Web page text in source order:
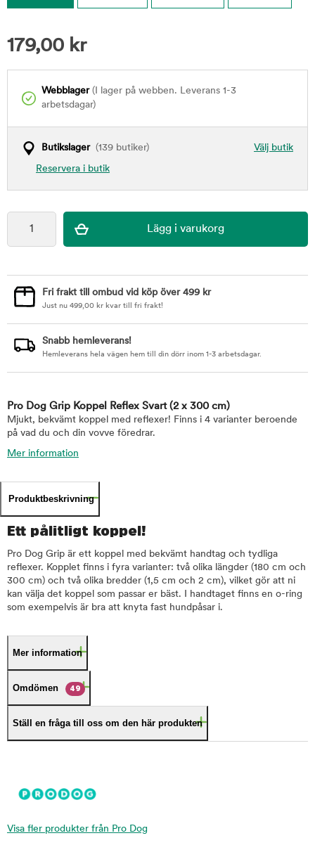
179,00 kr
Webblager(I lager på webben. Leverans 1-3
arbetsdagar)
Välj butik
Butikslager(139 butiker)
Reservera i butik
Fri frakt till ombud vid köp över 499 kr
Just nu 499,00 kr kvar till fri frakt!
Snabb hemleverans!
Hemleverans hela vägen hem till din dörr inom 1-3 arbetsdagar.
Pro Dog Grip Koppel Reflex Svart (2 x 300 cm)
Mjukt, bekvämt koppel med reflexer! Finns i 4 varianter beroende
på vad du och din vovve föredrar.
Mer information
Produktbeskrivning
Ett pålitligt koppel!
Pro Dog Grip är ett koppel med bekvämt handtag och tydliga
reflexer. Kopplet finns i fyra varianter: två olika längder (180 cm och
300 cm) och två olika bredder (1,5 cm och 2 cm), vilket gör att ni
kan välja det koppel som passar er bäst. I handtaget finns en o-ring
som exempelvis är bra att knyta fast hundpåsar i.
Mer information
Omdömen 49
Ställ en fråga till oss om den här produkten
Visa fler produkter från Pro Dog